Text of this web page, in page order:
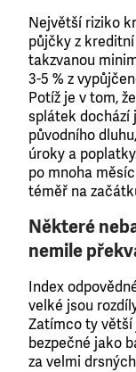
Největší riziko
půjčky z
takzvanou
3-5 % z
Potíž je v tom,
splátek dochází
původního
úroky a
po mnoha
téměř na
Některé
nemile
Index
velké jsou
Zatímco ty větší
bezpečné jako
za velmi